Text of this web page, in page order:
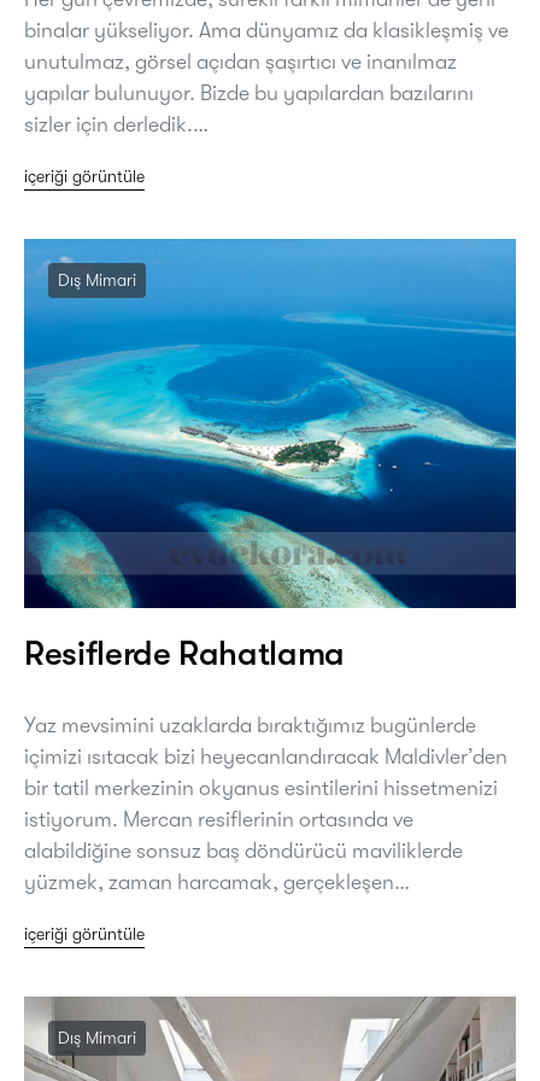
binalar yükseliyor. Ama dünyamız da klasikleşmiş ve
unutulmaz, görsel açıdan şaşırtıcı ve inanılmaz
yapılar bulunuyor. Bizde bu yapılardan bazılarını
sizler için derledik.…
içeriği görüntüle
Dış Mimari
Resiflerde Rahatlama
Yaz mevsimini uzaklarda bıraktığımız bugünlerde
içimizi ısıtacak bizi heyecanlandıracak Maldivler’den
bir tatil merkezinin okyanus esintilerini hissetmenizi
istiyorum. Mercan resiflerinin ortasında ve
alabildiğine sonsuz baş döndürücü maviliklerde
yüzmek, zaman harcamak, gerçekleşen…
içeriği görüntüle
Dış Mimari